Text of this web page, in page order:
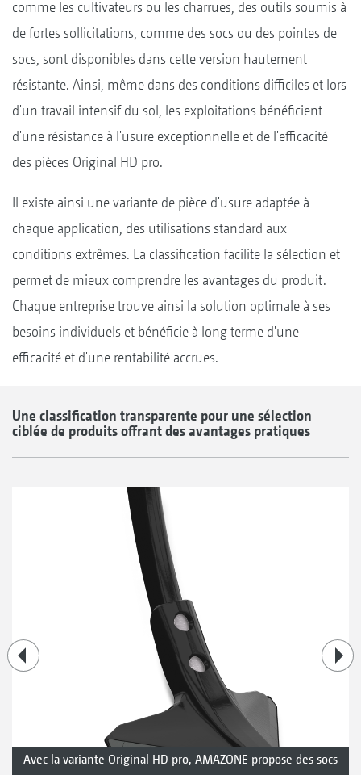
comme les cultivateurs ou les charrues, des outils soumis à
de fortes sollicitations, comme des socs ou des pointes de
socs, sont disponibles dans cette version hautement
résistante. Ainsi, même dans des conditions difficiles et lors
d'un travail intensif du sol, les exploitations bénéficient
d'une résistance à l'usure exceptionnelle et de l'efficacité
des pièces Original HD pro.
Il existe ainsi une variante de pièce d'usure adaptée à
chaque application, des utilisations standard aux
conditions extrêmes. La classification facilite la sélection et
permet de mieux comprendre les avantages du produit.
Chaque entreprise trouve ainsi la solution optimale à ses
besoins individuels et bénéficie à long terme d'une
efficacité et d'une rentabilité accrues.
Une classification transparente pour une sélection
ciblée de produits offrant des avantages pratiques
Avec la variante Original HD pro, AMAZONE propose des socs